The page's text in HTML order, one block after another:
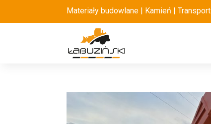
Materiały budowlane | Kamień | Transport